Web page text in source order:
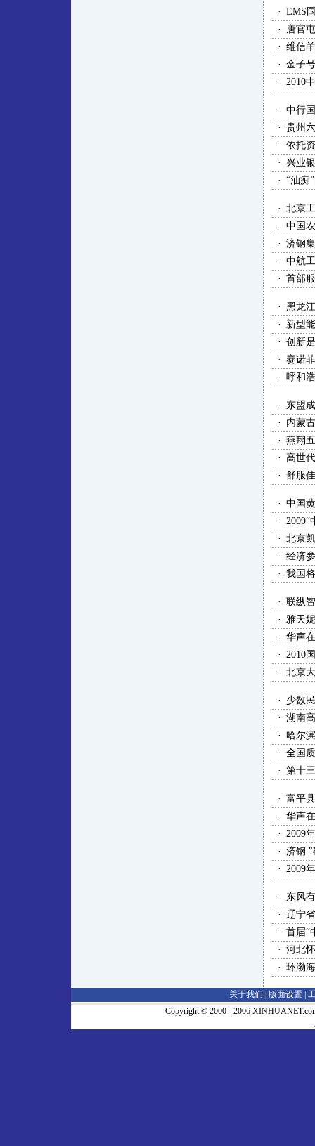
· EMS
·
唐官
· 维信
· 金子
· 2010
· 中行
· 贵州
· 依托
·
兴业
· “油痴
· 北京
· 中国
· 济钢
· 中航
· 首部
· 黑龙
·
新型
· 创新
· 赛诺
· 呼和
·
东盟
·
内蒙
· 燕翔
· 高世
· 舒服佳
· 中国
· 2009“
· 北京
· 经济
· 我国
· 联纵
· 雅天
· 华声
· 2010
· 北京
·
少数
· 湖南
· 哈尔
· 全国
· 第十
· 富平
· 华声
· 2009
· 济钢 "
· 2009
·
东风
· 辽宁
· 首届“
· 河北
· 环渤
关于我们 | 版面设置
Copyright © 2000 - 2006